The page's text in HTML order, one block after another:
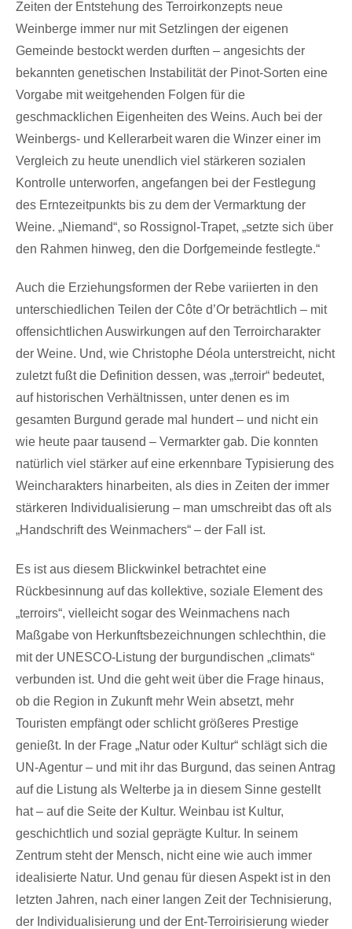
Zeiten der Entstehung des Terroirkonzepts neue
Weinberge immer nur mit Setzlingen der eigenen
Gemeinde bestockt werden durften – angesichts der
bekannten genetischen Instabilität der Pinot-Sorten eine
Vorgabe mit weitgehenden Folgen für die
geschmacklichen Eigenheiten des Weins. Auch bei der
Weinbergs- und Kellerarbeit waren die Winzer einer im
Vergleich zu heute unendlich viel stärkeren sozialen
Kontrolle unterworfen, angefangen bei der Festlegung
des Erntezeitpunkts bis zu dem der Vermarktung der
Weine. „Niemand“, so Rossignol-Trapet, „setzte sich über
den Rahmen hinweg, den die Dorfgemeinde festlegte.“
Auch die Erziehungsformen der Rebe variierten in den
unterschiedlichen Teilen der Côte d’Or beträchtlich – mit
offensichtlichen Auswirkungen auf den Terroircharakter
der Weine. Und, wie Christophe Déola unterstreicht, nicht
zuletzt fußt die Definition dessen, was „terroir“ bedeutet,
auf historischen Verhältnissen, unter denen es im
gesamten Burgund gerade mal hundert – und nicht ein
wie heute paar tausend – Vermarkter gab. Die konnten
natürlich viel stärker auf eine erkennbare Typisierung des
Weincharakters hinarbeiten, als dies in Zeiten der immer
stärkeren Individualisierung – man umschreibt das oft als
„Handschrift des Weinmachers“ – der Fall ist.
Es ist aus diesem Blickwinkel betrachtet eine
Rückbesinnung auf das kollektive, soziale Element des
„terroirs“, vielleicht sogar des Weinmachens nach
Maßgabe von Herkunftsbezeichnungen schlechthin, die
mit der UNESCO-Listung der burgundischen „climats“
verbunden ist. Und die geht weit über die Frage hinaus,
ob die Region in Zukunft mehr Wein absetzt, mehr
Touristen empfängt oder schlicht größeres Prestige
genießt. In der Frage „Natur oder Kultur“ schlägt sich die
UN-Agentur – und mit ihr das Burgund, das seinen Antrag
auf die Listung als Welterbe ja in diesem Sinne gestellt
hat – auf die Seite der Kultur. Weinbau ist Kultur,
geschichtlich und sozial geprägte Kultur. In seinem
Zentrum steht der Mensch, nicht eine wie auch immer
idealisierte Natur. Und genau für diesen Aspekt ist in den
letzten Jahren, nach einer langen Zeit der Technisierung,
der Individualisierung und der Ent-Terroirisierung wieder